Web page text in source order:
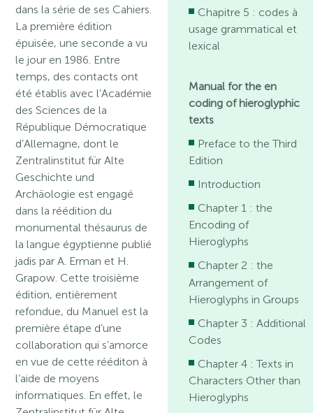
dans la série de ses Cahiers.
La première édition
épuisée, une seconde a vu
le jour en 1986. Entre
temps, des contacts ont
été établis avec l’Académie
des Sciences de la
République Démocratique
d’Allemagne, dont le
Zentralinstitut für Alte
Geschichte und
Archäologie est engagé
dans la réédition du
monumental thésaurus de
la langue égyptienne publié
jadis par A. Erman et H.
Grapow. Cette troisième
édition, entièrement
refondue, du Manuel est la
première étape d’une
collaboration qui s’amorce
en vue de cette rééditon à
l’aide de moyens
informatiques. En effet, le
Chapitre 5 : codes à
usage grammatical et
lexical
Manual for the en
coding of hieroglyphic
texts
Preface to the Third
Edition
Introduction
Chapter 1 : the
Encoding of
Hieroglyphs
Chapter 2 : the
Arrangement of
Hieroglyphs in Groups
Chapter 3 : Additional
Codes
Chapter 4 : Texts in
Characters Other than
Hieroglyphs